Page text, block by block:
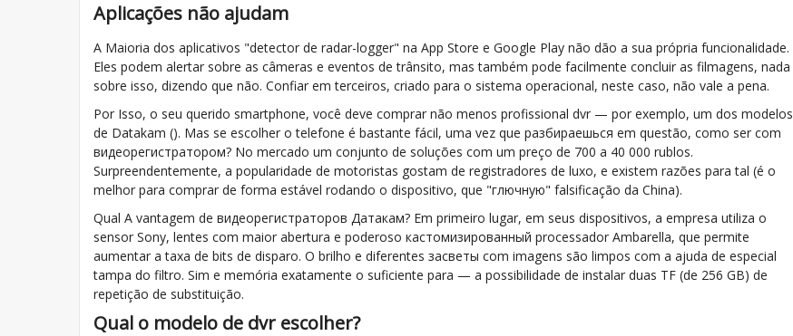
Aplicações não ajudam
A Maioria dos aplicativos "detector de radar-logger" na App Store e Google Play não dão a sua própria funcionalidade.
Eles podem alertar sobre as câmeras e eventos de trânsito, mas também pode facilmente concluir as filmagens, nada
sobre isso, dizendo que não. Confiar em terceiros, criado para o sistema operacional, neste caso, não vale a pena.
Por Isso, o seu querido smartphone, você deve comprar não menos profissional dvr — por exemplo, um dos modelos
de Datakam (). Mas se escolher o telefone é bastante fácil, uma vez que разбираешься em questão, como ser com
видеорегистратором? No mercado um conjunto de soluções com um preço de 700 a 40 000 rublos.
Surpreendentemente, a popularidade de motoristas gostam de registradores de luxo, e existem razões para tal (é o
melhor para comprar de forma estável rodando o dispositivo, que "глючную" falsificação da China).
Qual A vantagem de видеорегистраторов Датакам? Em primeiro lugar, em seus dispositivos, a empresa utiliza o
sensor Sony, lentes com maior abertura e poderoso кастомизированный processador Ambarella, que permite
aumentar a taxa de bits de disparo. O brilho e diferentes засветы com imagens são limpos com a ajuda de especial
tampa do filtro. Sim e memória exatamente o suficiente para — a possibilidade de instalar duas TF (de 256 GB) de
repetição de substituição.
Qual o modelo de dvr escolher?